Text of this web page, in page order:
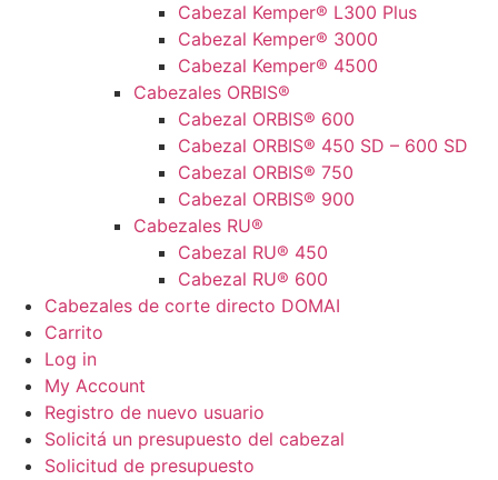
Cabezal Kemper® L300 Plus
Cabezal Kemper® 3000
Cabezal Kemper® 4500
Cabezales ORBIS®
Cabezal ORBIS® 600
Cabezal ORBIS® 450 SD – 600 SD
Cabezal ORBIS® 750
Cabezal ORBIS® 900
Cabezales RU®
Cabezal RU® 450
Cabezal RU® 600
Cabezales de corte directo DOMAI
Carrito
Log in
My Account
Registro de nuevo usuario
Solicitá un presupuesto del cabezal
Solicitud de presupuesto